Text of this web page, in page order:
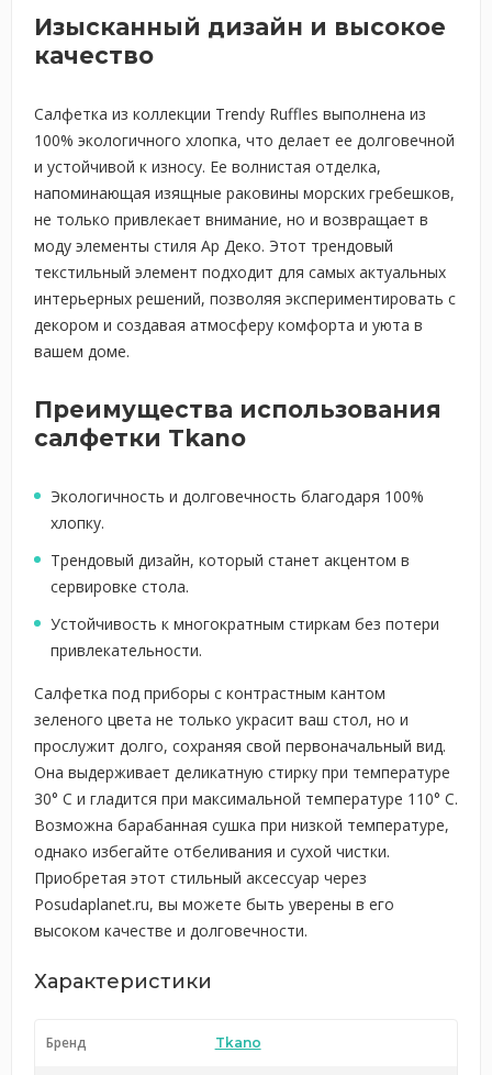
Изысканный дизайн и высокое
качество
Салфетка из коллекции Trendy Ruffles выполнена из
100% экологичного хлопка, что делает ее долговечной
и устойчивой к износу. Ее волнистая отделка,
напоминающая изящные раковины морских гребешков,
не только привлекает внимание, но и возвращает в
моду элементы стиля Ар Деко. Этот трендовый
текстильный элемент подходит для самых актуальных
интерьерных решений, позволяя экспериментировать с
декором и создавая атмосферу комфорта и уюта в
вашем доме.
Преимущества использования
салфетки Tkano
Экологичность и долговечность благодаря 100%
хлопку.
Трендовый дизайн, который станет акцентом в
сервировке стола.
Устойчивость к многократным стиркам без потери
привлекательности.
Салфетка под приборы с контрастным кантом
зеленого цвета не только украсит ваш стол, но и
прослужит долго, сохраняя свой первоначальный вид.
Она выдерживает деликатную стирку при температуре
30° C и гладится при максимальной температуре 110° C.
Возможна барабанная сушка при низкой температуре,
однако избегайте отбеливания и сухой чистки.
Приобретая этот стильный аксессуар через
Posudaplanet.ru, вы можете быть уверены в его
высоком качестве и долговечности.
Характеристики
Бренд Tkano